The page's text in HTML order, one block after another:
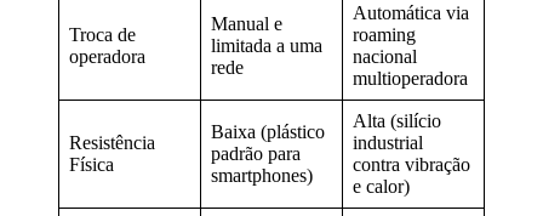
Troca de
operadora
Manual e
limitada a uma
rede
Automática via
roaming
nacional
multioperadora
Resistência
Física
Baixa (plástico
padrão para
smartphones)
Alta (silício
industrial
contra vibração
e calor)